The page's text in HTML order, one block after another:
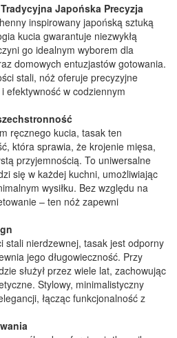
Japońska Precyzja
inspirowany japońską sztuką
kucia gwarantuje niezwykłą
go idealnym wyborem dla
domowych entuzjastów gotowania.
stali, nóż oferuje precyzyjne
efektywność w codziennym
ręcznego kucia, tasak ten
która sprawia, że krojenie mięsa,
przyjemnością. To uniwersalne
się w każdej kuchni, umożliwiając
wysiłku. Bez względu na
– ten nóż zapewni
stali nierdzewnej, tasak jest odporny
jego długowieczność. Przy
służył przez wiele lat, zachowując
Stylowy, minimalistyczny
łącząc funkcjonalność z